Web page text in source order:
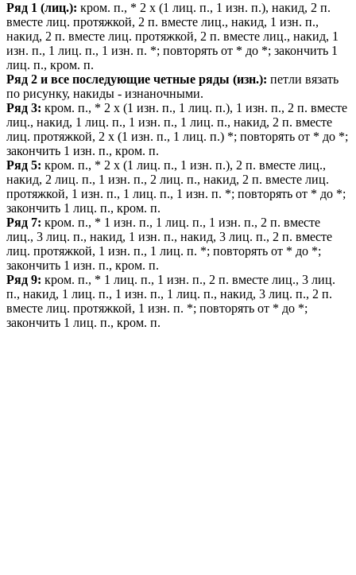
Ряд 1 (лиц.): кром. п., * 2 х (1 лиц. п., 1 изн. п.), накид, 2 п.
вместе лиц. протяжкой, 2 п. вместе лиц., накид, 1 изн. п.,
накид, 2 п. вместе лиц. протяжкой, 2 п. вместе лиц., накид, 1
изн. п., 1 лиц. п., 1 изн. п. *; повторять от * до *; закончить 1
лиц. п., кром. п.
Ряд 2 и все последующие четные ряды (изн.): петли вязать
по рисунку, накиды - изнаночными.
Ряд 3: кром. п., * 2 х (1 изн. п., 1 лиц. п.), 1 изн. п., 2 п. вместе
лиц., накид, 1 лиц. п., 1 изн. п., 1 лиц. п., накид, 2 п. вместе
лиц. протяжкой, 2 х (1 изн. п., 1 лиц. п.) *; повторять от * до *;
закончить 1 изн. п., кром. п.
Ряд 5: кром. п., * 2 х (1 лиц. п., 1 изн. п.), 2 п. вместе лиц.,
накид, 2 лиц. п., 1 изн. п., 2 лиц. п., накид, 2 п. вместе лиц.
протяжкой, 1 изн. п., 1 лиц. п., 1 изн. п. *; повторять от * до *;
закончить 1 лиц. п., кром. п.
Ряд 7: кром. п., * 1 изн. п., 1 лиц. п., 1 изн. п., 2 п. вместе
лиц., 3 лиц. п., накид, 1 изн. п., накид, 3 лиц. п., 2 п. вместе
лиц. протяжкой, 1 изн. п., 1 лиц. п. *; повторять от * до *;
закончить 1 изн. п., кром. п.
Ряд 9: кром. п., * 1 лиц. п., 1 изн. п., 2 п. вместе лиц., 3 лиц.
п., накид, 1 лиц. п., 1 изн. п., 1 лиц. п., накид, 3 лиц. п., 2 п.
вместе лиц. протяжкой, 1 изн. п. *; повторять от * до *;
закончить 1 лиц. п., кром. п.